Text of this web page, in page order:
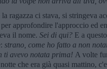
ragazza ci stava, si stringeva
approfondire l'approccio ed
il nome. Sei di qui? E a
strano, come ho fatto a non
ti avevo notata prima! A volte
che era già quasi mattino,